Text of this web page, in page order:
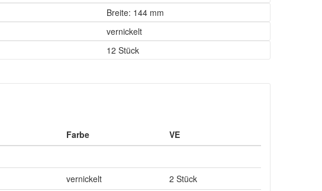
Breite: 144 mm
vernickelt
12 Stück
Farbe
VE
vernickelt
2 Stück